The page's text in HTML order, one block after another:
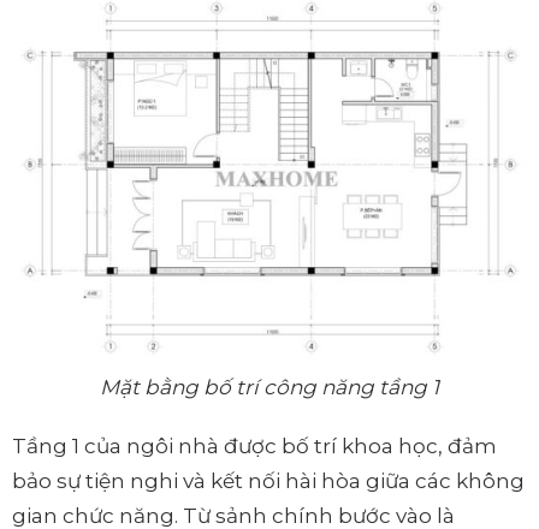
Mặt bằng bố trí công năng tầng 1
Tầng 1 của ngôi nhà được bố trí khoa học, đảm
bảo sự tiện nghi và kết nối hài hòa giữa các không
gian chức năng. Từ sảnh chính bước vào là